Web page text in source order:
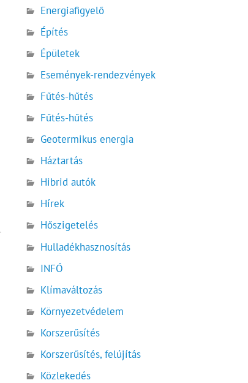
Energiafigyelő
Építés
Épületek
Események-rendezvények
Fűtés-hűtés
Fűtés-hűtés
Geotermikus energia
Háztartás
Hibrid autók
Hírek
Hőszigetelés
Hulladékhasznosítás
INFÓ
Klímaváltozás
Környezetvédelem
Korszerűsítés
Korszerűsítés, felújítás
Közlekedés